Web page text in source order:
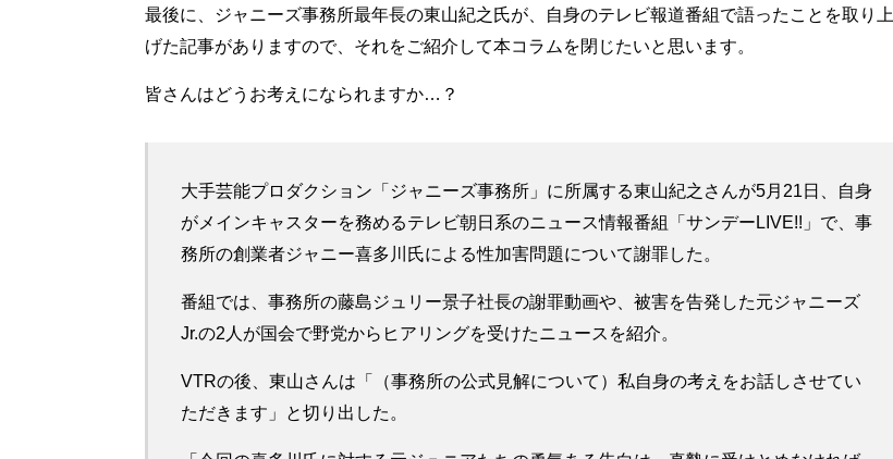
最後に、ジャニーズ事務所最年長の東山紀之氏が、自身のテレビ報道番組で語ったことを取り上
げた記事がありますので、それをご紹介して本コラムを閉じたいと思います。
皆さんはどうお考えになられますか…？
大手芸能プロダクション「ジャニーズ事務所」に所属する東山紀之さんが5月21日、自身
がメインキャスターを務めるテレビ朝日系のニュース情報番組「サンデーLIVE!!」で、事
務所の創業者ジャニー喜多川氏による性加害問題について謝罪した。
番組では、事務所の藤島ジュリー景子社長の謝罪動画や、被害を告発した元ジャニーズ
Jr.の2人が国会で野党からヒアリングを受けたニュースを紹介。
VTRの後、東山さんは「（事務所の公式見解について）私自身の考えをお話しさせてい
ただきます」と切り出した。